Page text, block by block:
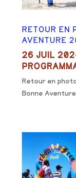
RETOUR EN
AVENTURE
26 JUIL
Retour en
Bonne Aventure